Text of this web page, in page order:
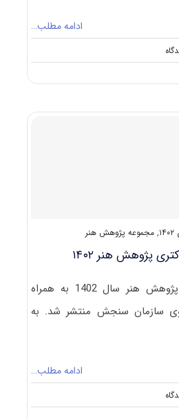
ادامه مطلب…
on
سوالات
مرمت
, مجموعه پژوهش هنر
پژوهش هنر ۱۴۰۲
سوالات آزمون دکتری پژوهش هنر سال 1402 به همراه
سازمان سنجش منتشر شد. به
ادامه مطلب…
on
سوالات